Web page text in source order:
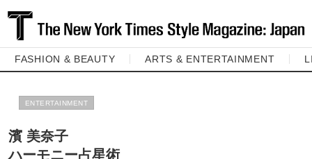
FASHION & BEAUTY ARTS & ENTERTAINMENT
ENTERTAINMENT
濱 美奈子
ハーモニー占星術